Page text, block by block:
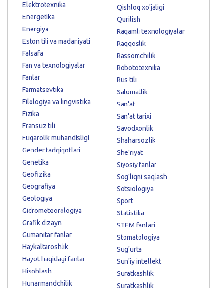
Elektrotexnika
Energetika
Energiya
Eston tili va madaniyati
Falsafa
Fan va texnologiyalar
Fanlar
Farmatsevtika
Filologiya va lingvistika
Fizika
Fransuz tili
Fuqarolik muhandisligi
Gender tadqiqotlari
Genetika
Geofizika
Geografiya
Geologiya
Gidrometeorologiya
Grafik dizayn
Gumanitar fanlar
Haykaltaroshlik
Hayot haqidagi fanlar
Hisoblash
Hunarmandchilik
Qishloq xo'jaligi
Qurilish
Raqamli texnologiyalar
Raqqoslik
Rassomchilik
Robototexnika
Rus tili
Salomatlik
San'at
San'at tarixi
Savodxonlik
Shaharsozlik
She'riyat
Siyosiy fanlar
Sog'liqni saqlash
Sotsiologiya
Sport
Statistika
STEM fanlari
Stomatologiya
Sug'urta
Sun'iy intellekt
Suratkashlik
Suratkashlik